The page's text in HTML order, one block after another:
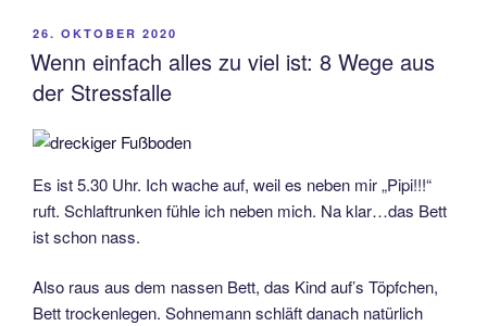
VERÖFFENTLICHT
AM
26. OKTOBER 2020
Wenn einfach alles zu viel ist: 8 Wege aus
der Stressfalle
Es ist 5.30 Uhr. Ich wache auf, weil es neben mir „Pipi!!!“
ruft. Schlaftrunken fühle ich neben mich. Na klar…das Bett
ist schon nass.
Also raus aus dem nassen Bett, das Kind auf’s Töpfchen,
Bett trockenlegen. Sohnemann schläft danach natürlich